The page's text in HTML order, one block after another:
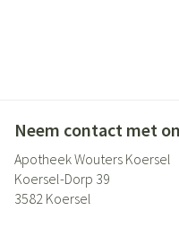
Neem contact met
Apotheek Wouters Koersel
Koersel-Dorp 39
3582 Koersel